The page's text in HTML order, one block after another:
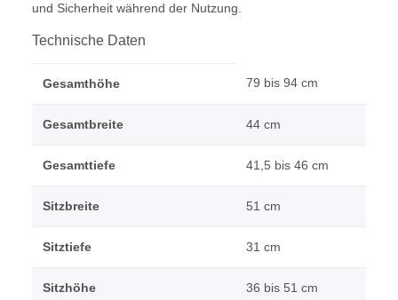
und Sicherheit während der Nutzung.
Technische Daten
Gesamthöhe 79 bis 94 cm
Gesamtbreite 44 cm
Gesamttiefe 41,5 bis 46 cm
Sitzbreite 51 cm
Sitztiefe 31 cm
Sitzhöhe 36 bis 51 cm